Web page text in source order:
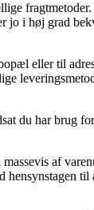
jo i høj grad
eller til
du har brug
af